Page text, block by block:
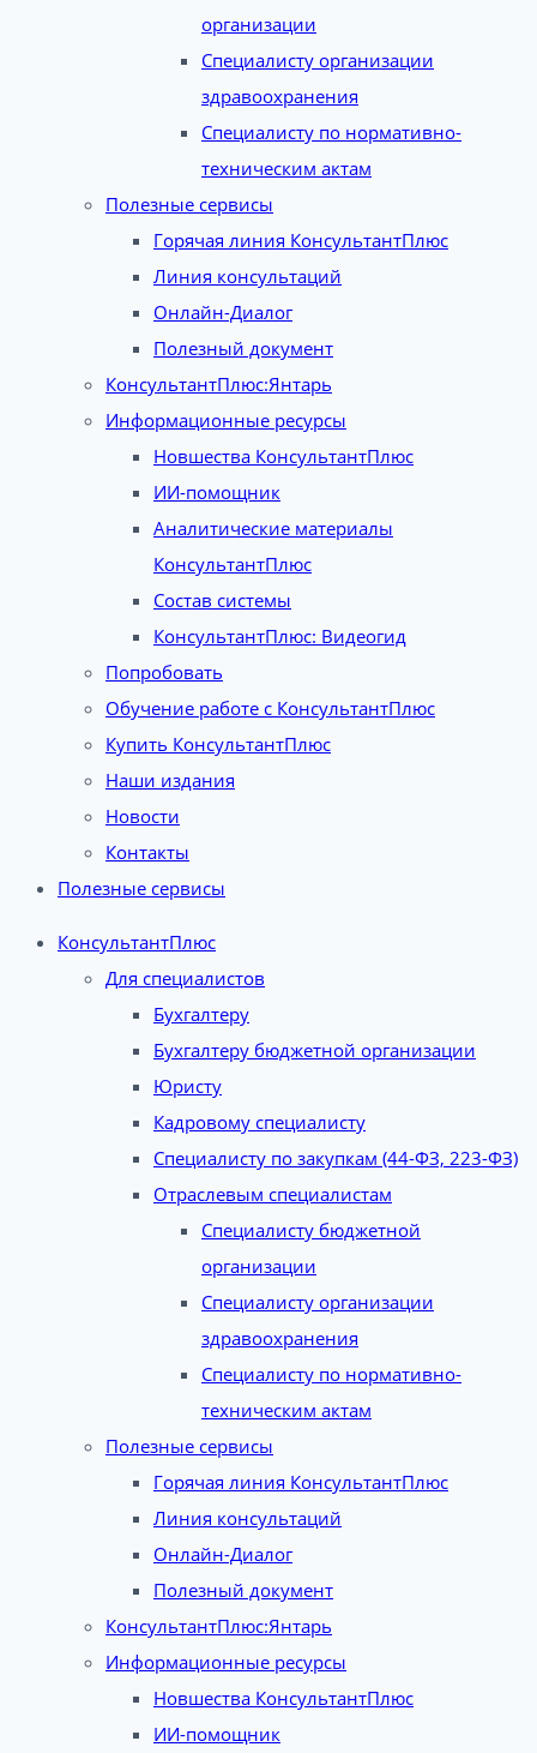
организации
Специалисту организации
здравоохранения
Специалисту по нормативно-
техническим актам
Полезные сервисы
Горячая линия КонсультантПлюс
Линия консультаций
Онлайн-Диалог
Полезный документ
КонсультантПлюс:Янтарь
Информационные ресурсы
Новшества КонсультантПлюс
ИИ-помощник
Аналитические материалы
КонсультантПлюс
Состав системы
КонсультантПлюс: Видеогид
Попробовать
Обучение работе с КонсультантПлюс
Купить КонсультантПлюс
Наши издания
Новости
Контакты
Полезные сервисы
КонсультантПлюс
Для специалистов
Бухгалтеру
Бухгалтеру бюджетной организации
Юристу
Кадровому специалисту
Специалисту по закупкам (44-ФЗ, 223-ФЗ)
Отраслевым специалистам
Специалисту бюджетной
организации
Специалисту организации
здравоохранения
Специалисту по нормативно-
техническим актам
Полезные сервисы
Горячая линия КонсультантПлюс
Линия консультаций
Онлайн-Диалог
Полезный документ
КонсультантПлюс:Янтарь
Информационные ресурсы
Новшества КонсультантПлюс
ИИ-помощник